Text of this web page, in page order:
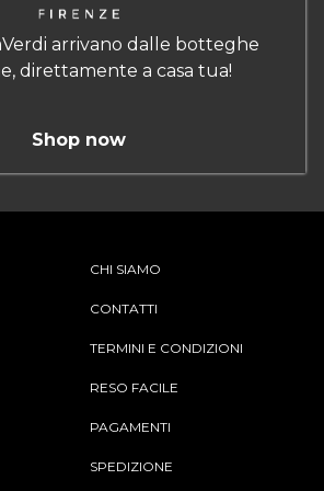
arrivano dalle botteghe
direttamente a casa tua!
Shop now
CHI SIAMO
CONTATTI
TERMINI E CONDIZIONI
RESO FACILE
PAGAMENTI
SPEDIZIONE